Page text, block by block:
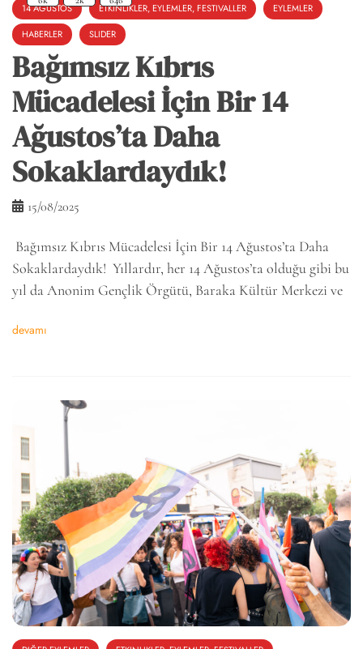
14 AĞUSTOS ETKINLIKLER, EYLEMLER, FESTIVALLER
EYLEMLER
HABERLER
SLIDER
Bağımsız Kıbrıs
Mücadelesi İçin Bir 14
Ağustos’ta Daha
Sokaklardaydık!
15/08/2025
Bağımsız Kıbrıs Mücadelesi İçin Bir 14 Ağustos’ta Daha
Sokaklardaydık! Yıllardır, her 14 Ağustos’ta olduğu gibi bu
yıl da Anonim Gençlik Örgütü, Baraka Kültür Merkezi ve
devamı